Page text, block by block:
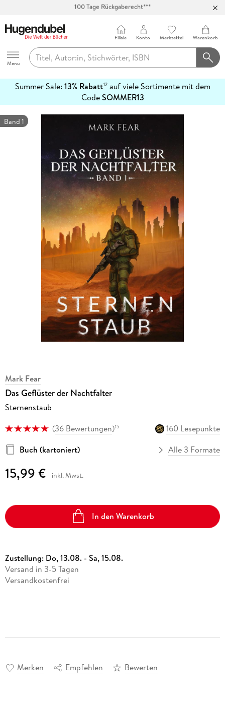
Abholung in über 100 Filialen
Hugendubel
Menu
Filiale Konto Merkzettel Warenkorb
Summer Sale: 13% Rabatt12auf viele Sortimente mit dem
CodeSOMMER13
erfahren
Band 1
Mark Fear
Das Geflüster der Nachtfalter
Sternenstaub
(36 Bewertungen)15
160 Lesepunkte
Buch (kartoniert)
Alle 3 Formate
15,99 € inkl. Mwst.
In den Warenkorb
Zustellung: Do, 13.08. - Sa, 15.08.
Versand in 3-5 Tagen
Versandkostenfrei
Merken Empfehlen Bewerten